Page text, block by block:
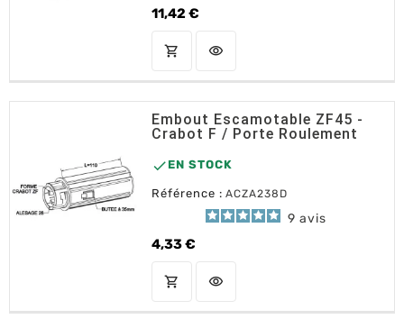
11,42 €
Prix
shopping_cart AJOUTER AU PANIER
visibility
Embout Escamotable ZF45 -
Crabot F / Porte Roulement
 EN STOCK
Référence : ACZA238D
9 avis
4,33 €
Prix
shopping_cart AJOUTER AU PANIER
visibility